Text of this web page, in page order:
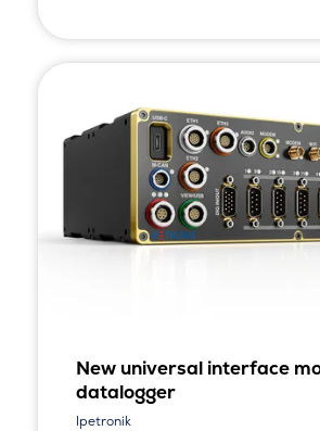
New universal interface
datalogger
Ipetronik